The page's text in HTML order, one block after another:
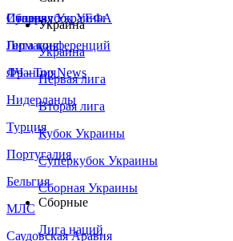
Сборная Украины
Италия
Германия
Франция
Нидерланды
Турция
Португалия
Бельгия
МЛС
Саудовская Аравия
Суперкубок УЕФА
Лига конференций
ЛЧ - Top News
Украина
Украина
Первая лига
Вторая лига
Кубок Украины
Суперкубок Украины
Сборная Украины
Сборные
Лига наций